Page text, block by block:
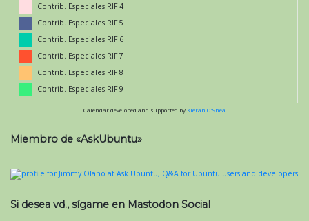
Contrib. Especiales RIF 4
Contrib. Especiales RIF 5
Contrib. Especiales RIF 6
Contrib. Especiales RIF 7
Contrib. Especiales RIF 8
Contrib. Especiales RIF 9
Calendar developed and supported by Kieran O'Shea
Miembro de «AskUbuntu»
Si desea vd., sígame en Mastodon Social